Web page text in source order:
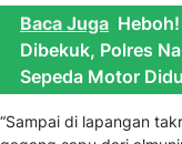
Baca Juga
Dibekuk, Polres
Sepeda Motor
“Sampai di lapangan